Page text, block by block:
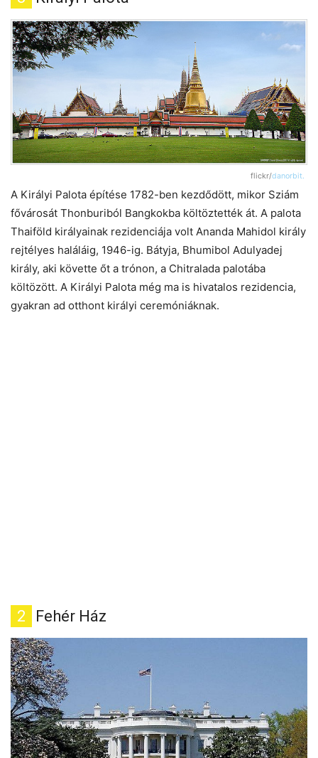
flickr/danorbit.
A Királyi Palota építése 1782-ben kezdődött, mikor Sziám
fővárosát Thonburiból Bangkokba költöztették át. A palota
Thaiföld királyainak rezidenciája volt Ananda Mahidol király
rejtélyes haláláig, 1946-ig. Bátyja, Bhumibol Adulyadej
király, aki követte őt a trónon, a Chitralada palotába
költözött. A Királyi Palota még ma is hivatalos rezidencia,
gyakran ad otthont királyi ceremóniáknak.
2 Fehér Ház